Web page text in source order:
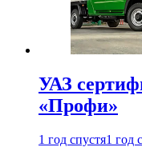
УАЗ
«Профи»
1 год спустя1 год